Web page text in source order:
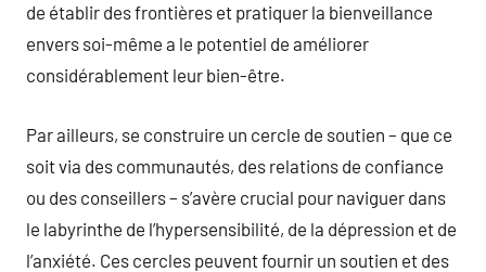
de établir des frontières et pratiquer la bienveillance
envers soi-même a le potentiel de améliorer
considérablement leur bien-être.
Par ailleurs, se construire un cercle de soutien – que ce
soit via des communautés, des relations de confiance
ou des conseillers – s’avère crucial pour naviguer dans
le labyrinthe de l’hypersensibilité, de la dépression et de
l’anxiété. Ces cercles peuvent fournir un soutien et des